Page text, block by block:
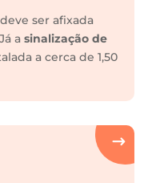
deve ser afixada
asinalização de
a cerca de 1,50